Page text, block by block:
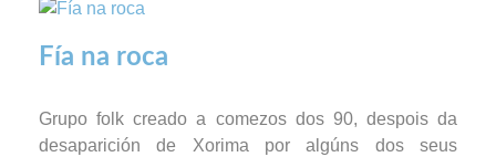
Fía na roca
Grupo folk creado a comezos dos 90, despois da
desaparición de Xorima por algúns dos seus